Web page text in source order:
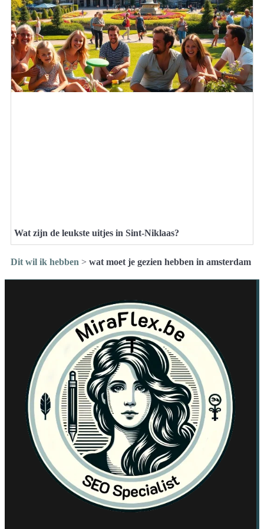
Wat zijn de leukste uitjes in Sint-Niklaas?
Dit wil ik hebben > wat moet je gezien hebben in amsterdam